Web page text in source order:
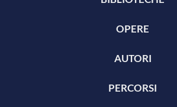
OPERE
AUTORI
PERCORSI